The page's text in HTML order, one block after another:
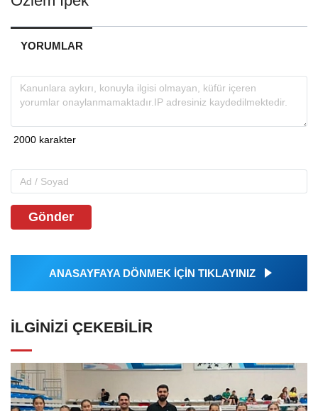
YORUMLAR
Gönder
ANASAYFAYA DÖNMEK İÇİN TIKLAYINIZ
İLGINIZI ÇEKEBILIR